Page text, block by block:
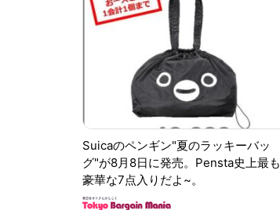
Suicaのペンギン"夏のラッキーバッ
グ"が8月8日に発売。Pensta史上最も
豪華な7点入りだよ~。